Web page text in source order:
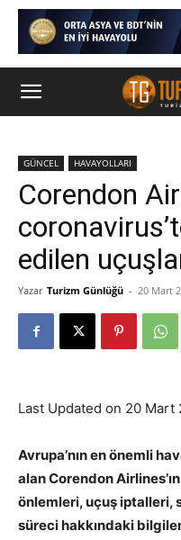
GÜNCEL HAVAYOLLARI
Corendon
edilen
Yazar Turizm Günlüğü - 20 Mart
Last Updated on 20 Mart
Avrupa’nın en önemli
alan Corendon
önlemleri, uçuş iptalleri,
süreci hakkındaki